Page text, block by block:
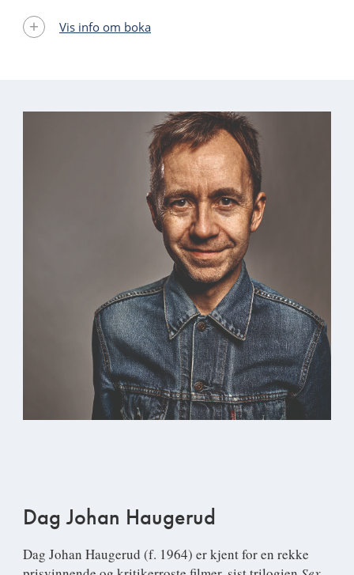
Vis info om boka
Dag Johan Haugerud
Dag Johan Haugerud (f. 1964) er kjent for en rekke